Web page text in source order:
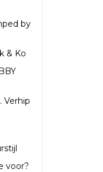
by
& Ko
Verhip
voor?